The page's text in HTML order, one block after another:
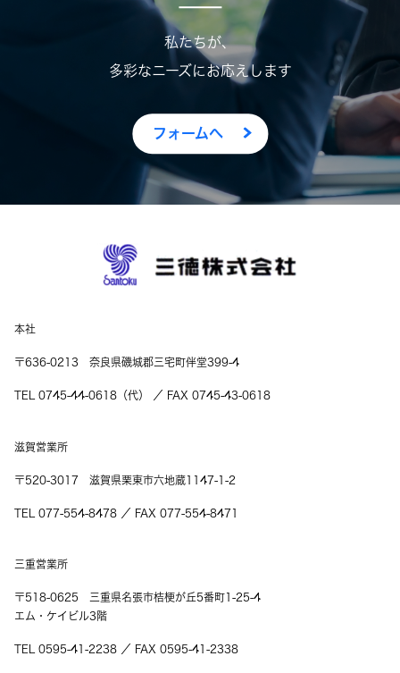
私たちが、
多彩なニーズにお応えします
フォームへ
本社
〒636-0213 奈良県磯城郡三宅町伴堂399-4
TEL 0745-44-0618（代） ／ FAX 0745-43-0618
滋賀営業所
〒520-3017 滋賀県栗東市六地蔵1147-1-2
TEL 077-554-8478 ／ FAX 077-554-8471
三重営業所
〒518-0625 三重県名張市桔梗が丘5番町1-25-4
エム・ケイビル3階
TEL 0595-41-2238 ／ FAX 0595-41-2338